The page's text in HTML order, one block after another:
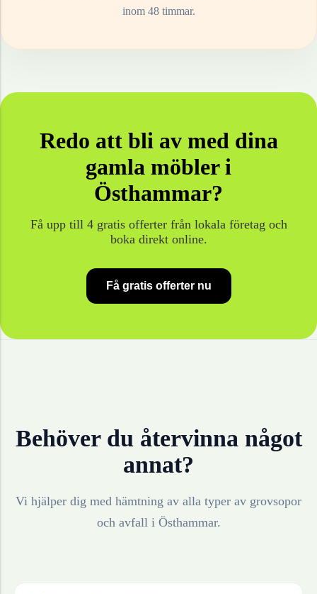
inom 48 timmar.
Redo att bli av med dina
gamla möbleri
Östhammar?
Få upp till 4 gratis offerter från lokala företag och
boka direkt online.
Få gratis offerter nu
Behöver du återvinna något
annat?
Vi hjälper dig med hämtning av alla typer av grovsopor
och avfall i Östhammar.